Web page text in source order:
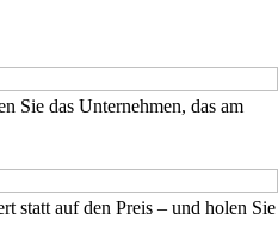
Sie das Unternehmen, das am
statt auf den Preis – und holen Sie